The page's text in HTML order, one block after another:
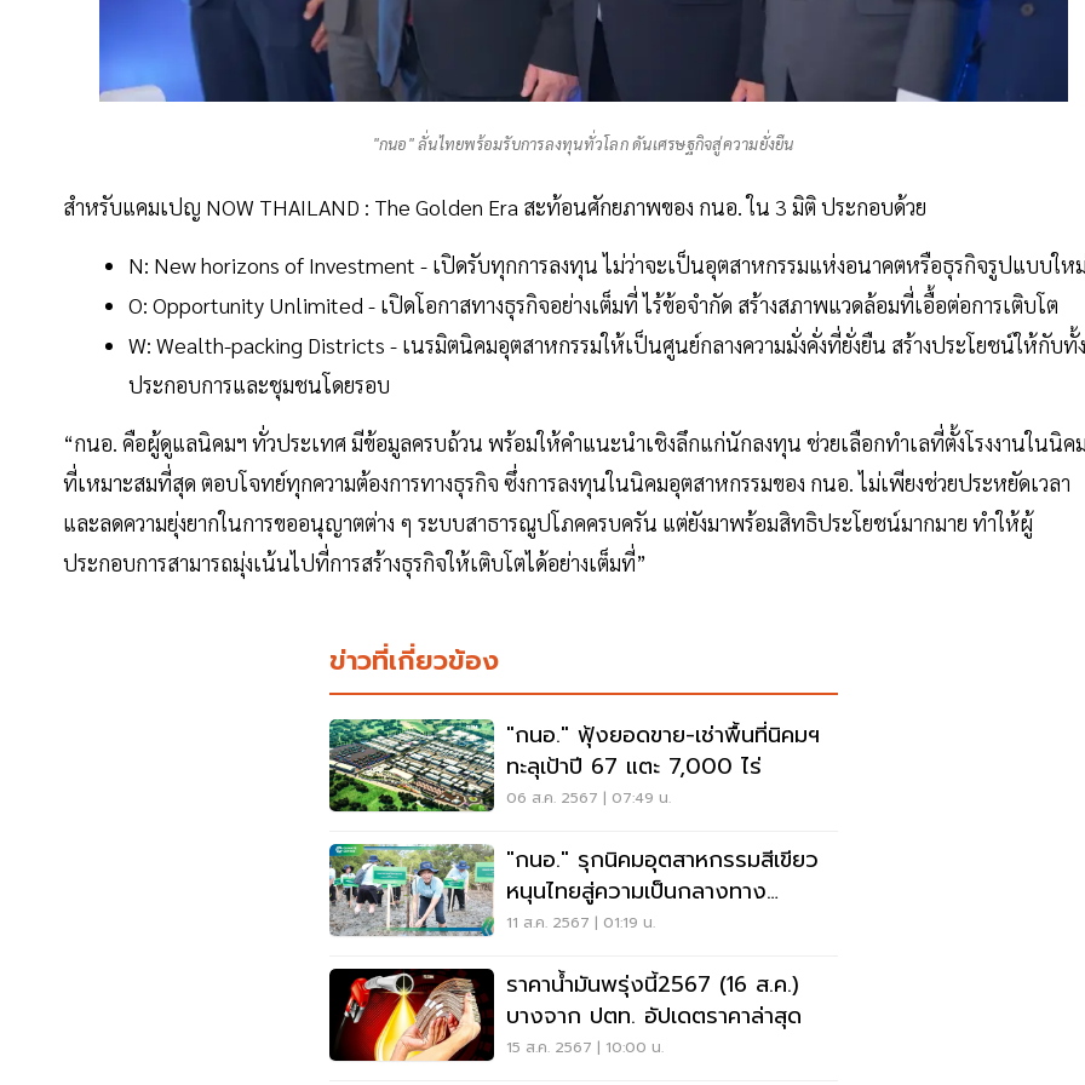
"กนอ" ลั่นไทยพร้อมรับการลงทุนทั่วโลก ดันเศรษฐกิจสู่ความยั่งยืน
สำหรับแคมเปญ NOW THAILAND : The Golden Era สะท้อนศักยภาพของ กนอ. ใน 3 มิติ ประกอบด้วย
N: New horizons of Investment - เปิดรับทุกการลงทุน ไม่ว่าจะเป็นอุตสาหกรรมแห่งอนาคตหรือธุรกิจรูปแบบให
O: Opportunity Unlimited - เปิดโอกาสทางธุรกิจอย่างเต็มที่ ไร้ข้อจำกัด สร้างสภาพแวดล้อมที่เอื้อต่อการเติบโต
W: Wealth-packing Districts - เนรมิตนิคมอุตสาหกรรมให้เป็นศูนย์กลางความมั่งคั่งที่ยั่งยืน สร้างประโยชน์ให้กับทั้
ประกอบการและชุมชนโดยรอบ
“กนอ. คือผู้ดูแลนิคมฯ ทั่วประเทศ มีข้อมูลครบถ้วน พร้อมให้คำแนะนำเชิงลึกแก่นักลงทุน ช่วยเลือกทำเลที่ตั้งโรงงานในนิค
ที่เหมาะสมที่สุด ตอบโจทย์ทุกความต้องการทางธุรกิจ ซึ่งการลงทุนในนิคมอุตสาหกรรมของ กนอ. ไม่เพียงช่วยประหยัดเวลา
และลดความยุ่งยากในการขออนุญาตต่าง ๆ ระบบสาธารณูปโภคครบครัน แต่ยังมาพร้อมสิทธิประโยชน์มากมาย ทำให้ผู้
ประกอบการสามารถมุ่งเน้นไปที่การสร้างธุรกิจให้เติบโตได้อย่างเต็มที่”
ข่าวที่เกี่ยวข้อง
"กนอ." ฟุ้งยอดขาย-เช่าพื้นที่นิคมฯ
ทะลุเป้าปี 67 แตะ 7,000 ไร่
06 ส.ค. 2567 | 07:49 น.
"กนอ." รุกนิคมอุตสาหกรรมสีเขียว
หนุนไทยสู่ความเป็นกลางทาง
คาร์บอนปี 2050
11 ส.ค. 2567 | 01:19 น.
ราคาน้ำมันพรุ่งนี้2567 (16 ส.ค.)
บางจาก ปตท. อัปเดตราคาล่าสุด
15 ส.ค. 2567 | 10:00 น.